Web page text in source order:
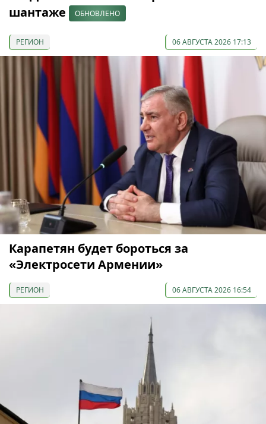
шантаже
ОБНОВЛЕНО
РЕГИОН 06 АВГУСТА 2026 17:13
Карапетян будет бороться за
«Электросети Армении»
РЕГИОН 06 АВГУСТА 2026 16:54